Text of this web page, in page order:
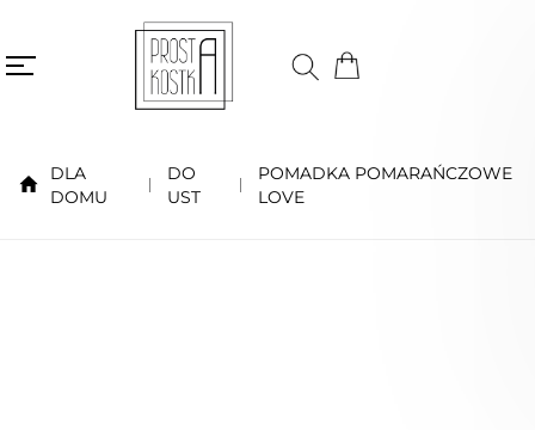
DLA
DOMU
DO
UST
POMADKA POMARAŃCZOWE
LOVE